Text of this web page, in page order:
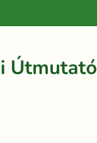
Útmutató